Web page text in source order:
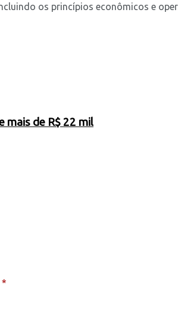
os princípios econômicos e
mais de R$ 22 mil
*